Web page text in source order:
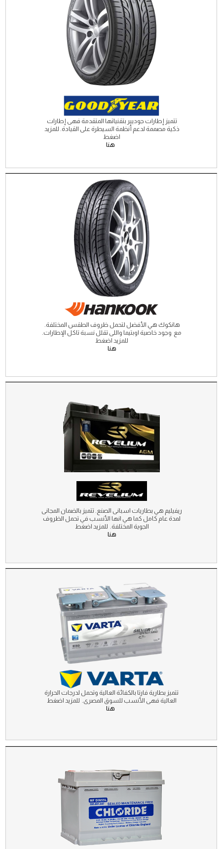
تتميز إطارات جوديير بتقنياتها المتقدمة فهى إطارات
ذكية مصممة لدعم أنظمة السيطرة على القيادة. للمزيد
اضغط
هنا
هانكوك هي الأفضل لتحمل ظروف الطقس المختلفة.
مع وجود خاصية اوبتيما واللى تقلل نسبة تاكل الإطارات.
للمزيد اضغط
هنا
ريفيليم هي بطاريات اسبانى الصنع. تتميز بالضمان المجانى
لمدة عام كامل كما هي انها الأنسب في تحمل الظروف
الجوية المختلفة. للمزيد اضغط
هنا
تتميز بطارية فارتا بالكفائة العالية وتحمل لدرجات الحرارة
العالية فهى الأنسب للسوق المصرى. للمزيد اضغط
هنا